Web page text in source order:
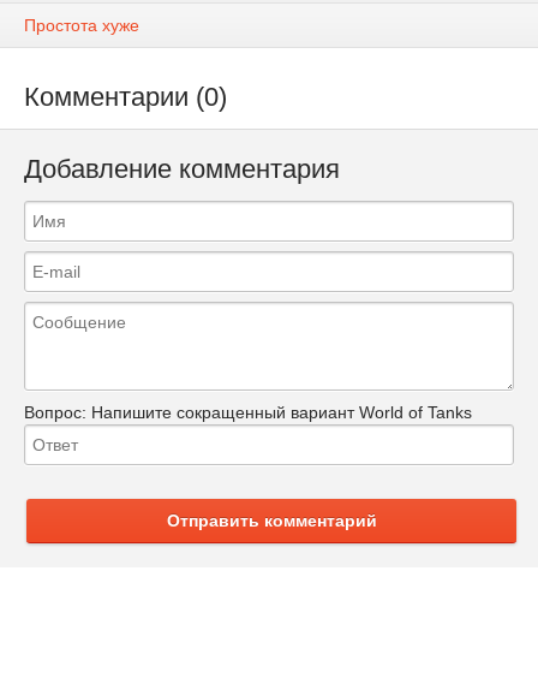
Простота хуже
Комментарии (0)
Добавление комментария
Вопрос: Напишите сокращенный вариант World of Tanks
Отправить комментарий